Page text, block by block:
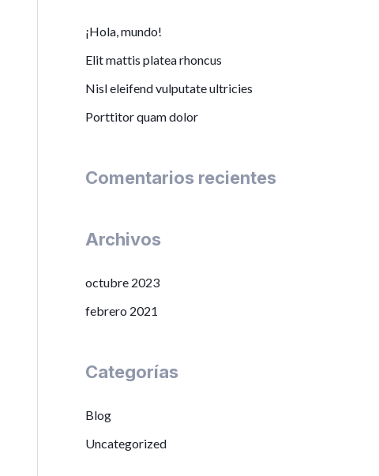
a
r
¡Hola, mundo!
Elit mattis platea rhoncus
Nisl eleifend vulputate ultricies
Porttitor quam dolor
Comentarios recientes
Archivos
octubre 2023
febrero 2021
Categorías
Blog
Uncategorized